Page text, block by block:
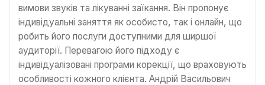
вимови звуків та лікуванні заїкання. Він пропонує
індивідуальні заняття як особисто, так і онлайн, що
робить його послуги доступними для ширшої
аудиторії. Перевагою його підходу є
індивідуалізовані програми корекції, що враховують
особливості кожного клієнта. Андрій Васильович